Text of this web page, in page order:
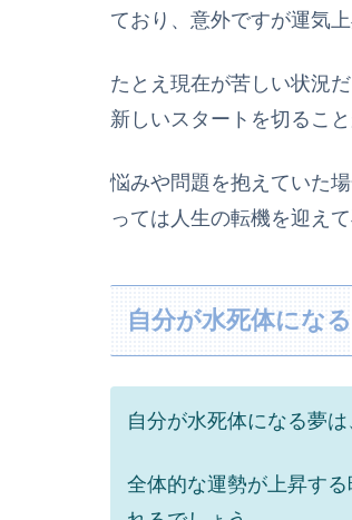
ており、意外ですが運気
たとえ現在が苦しい状況
新しいスタートを切るこ
悩みや問題を抱えていた
っては人生の転機を迎え
自分が水死体にな
自分が水死体になる夢は
全体的な運勢が上昇す